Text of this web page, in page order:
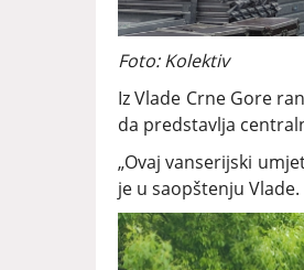
Foto: Kolektiv
Iz Vlade Crne Gore
da predstavlja
„Ovaj vanserijski
je u saopštenju Vlade.